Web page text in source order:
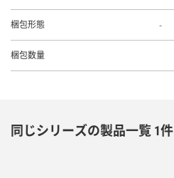
梱包形態 -
梱包数量
同じシリーズの製品一覧 1件